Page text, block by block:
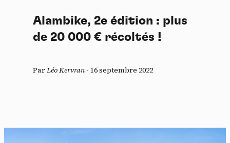
Alambike, 2e édition : plus
de 20 000 € récoltés !
ParLéo Kervran - 16 septembre 2022